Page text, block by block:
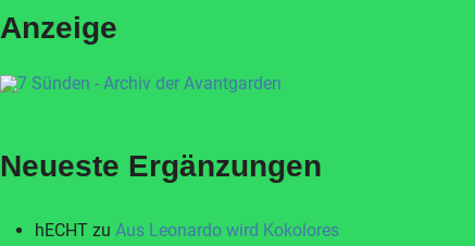
Anzeige
Neueste Ergänzungen
hECHT zu Aus Leonardo wird Kokolores